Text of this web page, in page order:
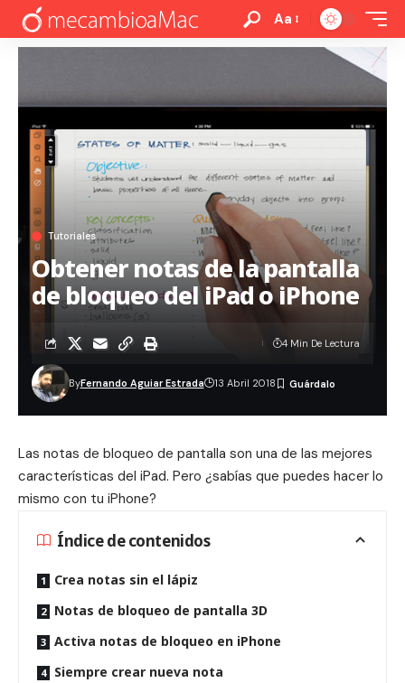
Aa
Tutoriales
Obtener notas de la pantalla
de bloqueo del iPad o iPhone
ByFernando Aguiar Estrada 13 Abril 2018
4 Min De Lectura
Las notas de bloqueo de pantalla son una de las mejores
características del iPad. Pero ¿sabías que puedes hacer lo
mismo con tu iPhone?
Índice de contenidos
Crea notas sin el lápiz
Notas de bloqueo de pantalla 3D
Activa notas de bloqueo en iPhone
Siempre crear nueva nota